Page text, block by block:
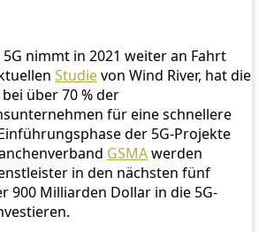
nimmt in 2021 weiter an Fahrt
Studievon Wind River, hat die
über 70 % der
für eine schnellere
der 5G-Projekte
GSMAwerden
in den nächsten fünf
900 Milliarden Dollar in die 5G-